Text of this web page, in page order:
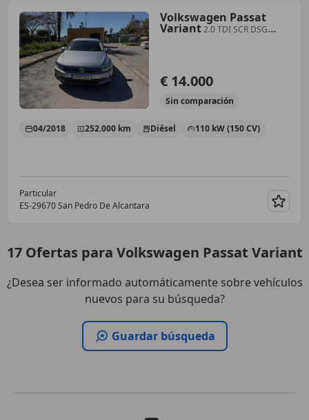
Volkswagen Passat
Variant2.0 TDI SCR DSG
€ 14.000
Sin comparación
04/2018 252.000 km Diésel 110 kW (150 CV)
Particular
ES-29670 San Pedro De Alcantara
17 Ofertas para Volkswagen Passat Variant
¿Desea ser informado automáticamente sobre vehículos
nuevos para su búsqueda?
Guardar búsqueda